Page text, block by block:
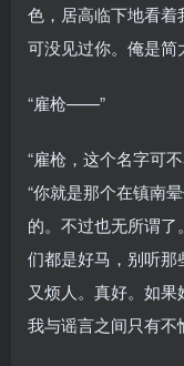
色，居高临下地看着
可没见过你。俺是
“雇枪——”
“雇枪，这个名字可
“你就是那个在镇南
的。不过也无所谓
们都是好马，别听那
又烦人。真好。如果
我与谣言之间只有不